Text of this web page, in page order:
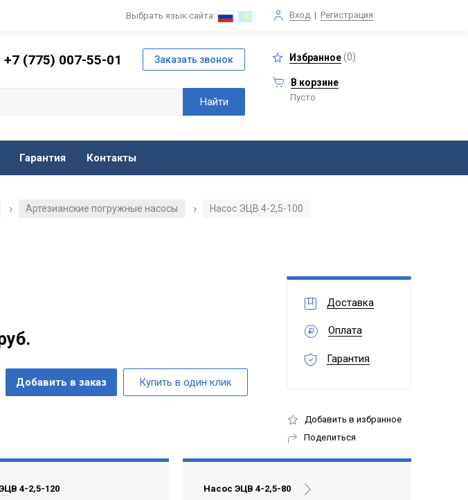
Вход | Регистрация
Выбрать язык сайта:
+7 (775) 007-55-01 Избранное(0)
В корзине
Пусто
Гарантия Контакты
/ Артезианские погружные насосы / Насос ЭЦВ 4-2,5-100
Доставка
Оплата
Гарантия
Добавить в избранное
Поделиться
4-2,5-120 Насос ЭЦВ 4-2,5-80